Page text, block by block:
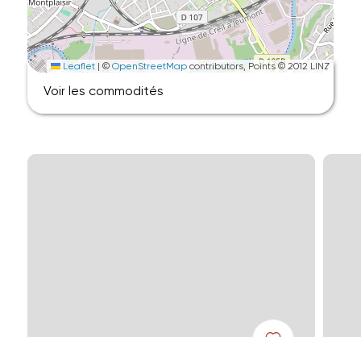
Leaflet | ©OpenStreetMap contributors, Points © 2012 LINZ
Voir les commodités